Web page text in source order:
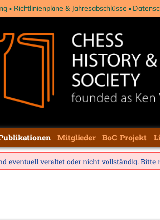
Richtlinienpläne & Jahresabschlüsse
Mitglieder BoC-Projekt
eventuell veraltet oder nicht vollständig. Bitte